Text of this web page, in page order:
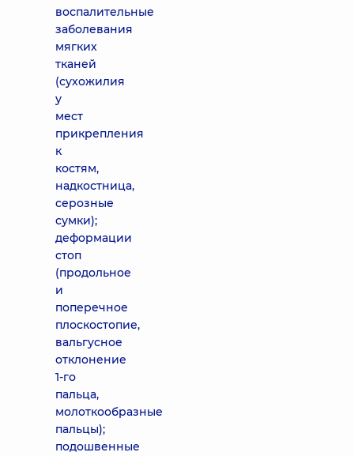
воспалительные
заболевания
мягких
тканей
(сухожилия
у
мест
прикрепления
к
костям,
надкостница,
серозные
сумки);
деформации
стоп
(продольное
и
поперечное
плоскостопие,
вальгусное
отклонение
1-го
пальца,
молоткообразные
пальцы);
подошвенные